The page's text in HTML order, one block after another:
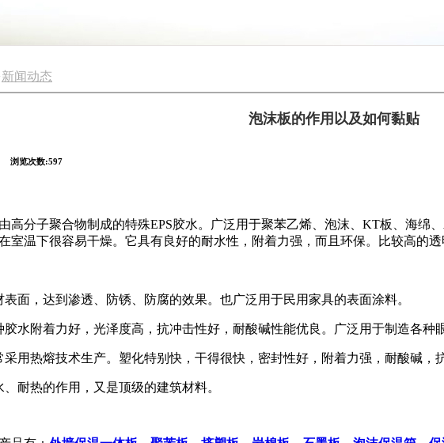
新闻动态
泡沫板的作用以及如何黏贴
浏览次数:597
高分子聚合物制成的特殊EPS胶水。广泛用于聚苯乙烯、泡沫、KT板、海绵
室温下很容易干燥。它具有良好的耐水性，附着力强，而且环保。比较高的透
面，达到渗透、防锈、防腐的效果。也广泛用于民用家具的表面涂料。
水附着力好，光泽度高，抗冲击性好，耐酸碱性能优良。广泛用于制造各种
用热熔技术生产。塑化特别快，干得很快，密封性好，附着力强，耐酸碱，
耐热的作用，又是顶级的建筑材料。